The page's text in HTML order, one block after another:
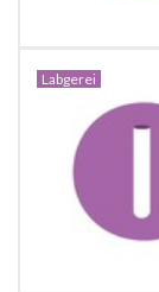
Labgerei